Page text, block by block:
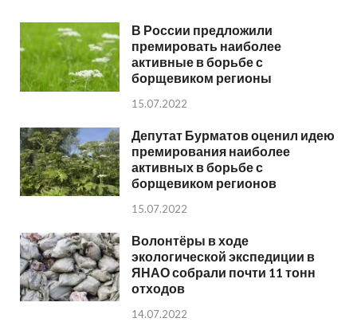
В России предложили
премировать наиболее
активные в борьбе с
борщевиком регионы
15.07.2022
Депутат Бурматов оценил идею
премирования наиболее
активных в борьбе с
борщевиком регионов
15.07.2022
Волонтёры в ходе
экологической экспедиции в
ЯНАО собрали почти 11 тонн
отходов
14.07.2022